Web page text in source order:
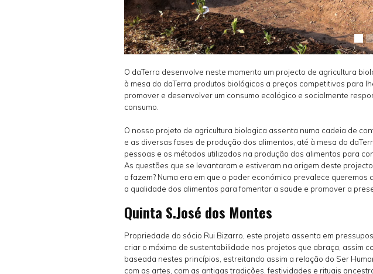
O daTerra desenvolve neste momento um projecto de agricultura
à mesa do daTerra produtos biológicos a preços competitivos para
promover e desenvolver um consumo ecológico e socialmente
consumo.
O nosso projeto de agricultura biologica assenta numa cadeia de
e as diversas fases de produção dos alimentos, até à mesa do
pessoas e os métodos utilizados na produção dos alimentos para
As questões que se levantaram e estiveram na origem deste
o fazem? Numa era em que o poder económico prevalece
a qualidade dos alimentos para fomentar a saude e promover a
Quinta S.José dos Montes
Propriedade do sócio Rui Bizarro, este projeto assenta em
criar o máximo de sustentabilidade nos projetos que abraça, assim
baseada nestes princípios, estreitando assim a relação do Ser
com as artes, com as antigas tradições, festividades e rituais